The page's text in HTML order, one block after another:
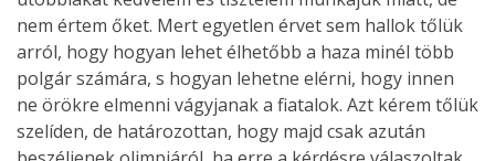
nem értem őket. Mert egyetlen érvet sem hallok tőlük
arról, hogy hogyan lehet élhetőbb a haza minél több
polgár számára, s hogyan lehetne elérni, hogy innen
ne örökre elmenni vágyjanak a fiatalok. Azt kérem tőlük
szelíden, de határozottan, hogy majd csak azután